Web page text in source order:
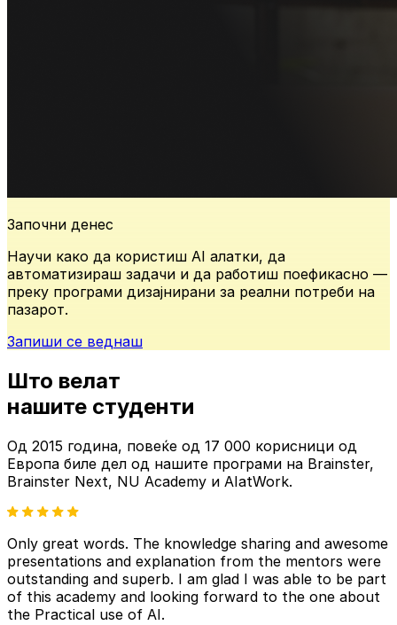
Започни денес
Научи како да користиш AI алатки, да
автоматизираш задачи и да работиш поефикасно —
преку програми дизајнирани за реални потреби на
пазарот.
Запиши се веднаш
Што велат
нашите студенти
Од 2015 година, повеќе од 17 000 корисници од
Европа биле дел од нашите програми на Brainster,
Brainster Next, NU Academy и AIatWork.
Only great words. The knowledge sharing and awesome
presentations and explanation from the mentors were
outstanding and superb. I am glad I was able to be part
of this academy and looking forward to the one about
the Practical use of AI.